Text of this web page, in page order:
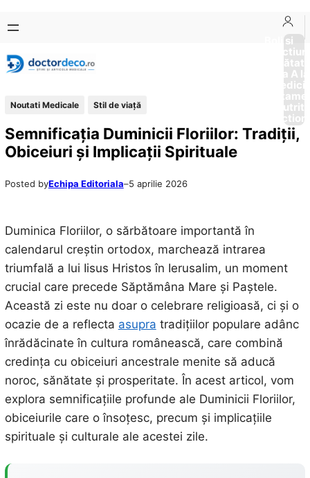
conținut
content
Boli si
Afectiuni
Sănătate
de la A
Noutati Medicale Stil de viaţă
Semnificația Duminicii Floriilor: Tradiții,
Obiceiuri și Implicații Spirituale
Posted byEchipa Editoriala–5 aprilie 2026
Duminica Floriilor, o sărbătoare importantă în
calendarul creștin ortodox, marchează intrarea
triumfală a lui Iisus Hristos în Ierusalim, un moment
crucial care precede Săptămâna Mare și Paștele.
Această zi este nu doar o celebrare religioasă, ci și o
ocazie de a reflecta asupra tradițiilor populare adânc
înrădăcinate în cultura românească, care combină
credința cu obiceiuri ancestrale menite să aducă
noroc, sănătate și prosperitate. În acest articol, vom
explora semnificațiile profunde ale Duminicii Floriilor,
obiceiurile care o însoțesc, precum și implicațiile
spirituale și culturale ale acestei zile.